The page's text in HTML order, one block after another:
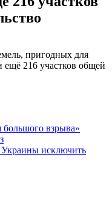
пригодных для
216 участков общей
большого взрыва»
исключить